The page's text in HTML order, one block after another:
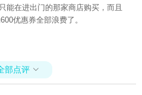
能在进出门的那家商店购买，而且
优惠券全部浪费了。
部点评 